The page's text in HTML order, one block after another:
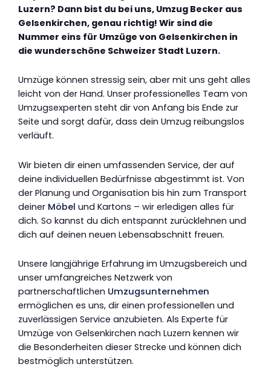
Luzern? Dann bist du bei uns, Umzug Becker aus
Gelsenkirchen, genau richtig! Wir sind die
Nummer eins für Umzüge von Gelsenkirchen in
die wunderschöne Schweizer Stadt Luzern.
Umzüge können stressig sein, aber mit uns geht alles
leicht von der Hand. Unser professionelles Team von
Umzugsexperten steht dir von Anfang bis Ende zur
Seite und sorgt dafür, dass dein Umzug reibungslos
verläuft.
Wir bieten dir einen umfassenden Service, der auf
deine individuellen Bedürfnisse abgestimmt ist. Von
der Planung und Organisation bis hin zum Transport
deiner Möbel und Kartons – wir erledigen alles für
dich. So kannst du dich entspannt zurücklehnen und
dich auf deinen neuen Lebensabschnitt freuen.
Unsere langjährige Erfahrung im Umzugsbereich und
unser umfangreiches Netzwerk von
partnerschaftlichen Umzugsunternehmen
ermöglichen es uns, dir einen professionellen und
zuverlässigen Service anzubieten. Als Experte für
Umzüge von Gelsenkirchen nach Luzern kennen wir
die Besonderheiten dieser Strecke und können dich
bestmöglich unterstützen.